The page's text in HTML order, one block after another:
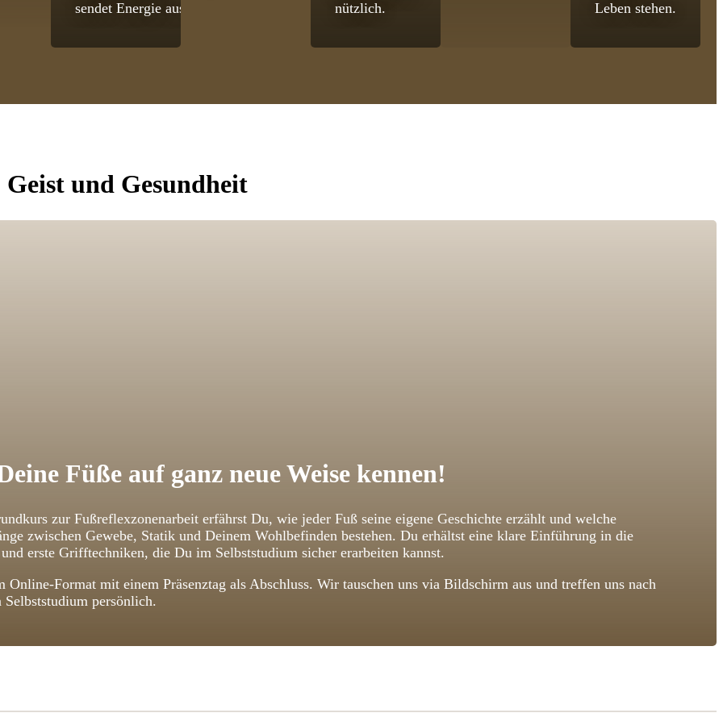
sendet Energie aus.
nützlich.
Leben stehen.
und Gesundheit
Füße auf ganz neue Weise kennen!
zur Fußreflexzonenarbeit erfährst Du, wie jeder Fuß seine eigene Geschichte erzählt und welche
zwischen Gewebe, Statik und Deinem Wohlbefinden bestehen. Du erhältst eine klare Einführung in die
erste Grifftechniken, die Du im Selbststudium sicher erarbeiten kannst.
Online-Format mit einem Präsenztag als Abschluss. Wir tauschen uns via Bildschirm aus und treffen uns nach
Selbststudium persönlich.